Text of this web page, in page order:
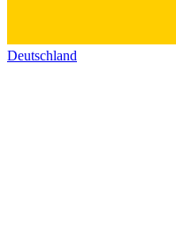
Deutschland